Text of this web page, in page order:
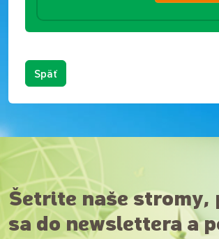
Späť
Šetrite naše stromy,
sa do newslettera a